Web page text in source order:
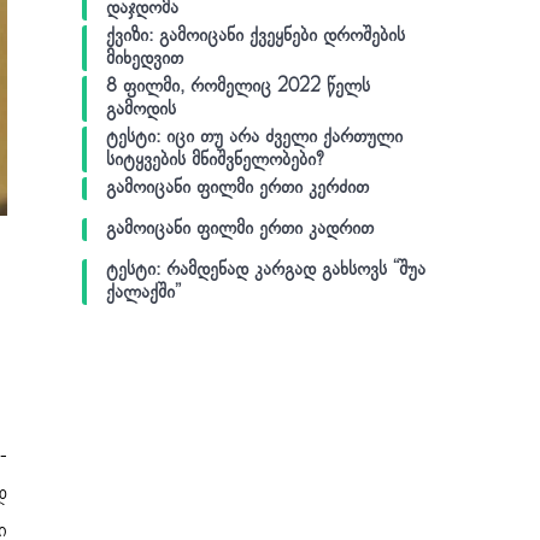
დაჯდომა
ქვიზი: გამოიცანი ქვეყნები დროშების
მიხედვით
8 ფილმი, რომელიც 2022 წელს
გამოდის
ტესტი: იცი თუ არა ძველი ქართული
სიტყვების მნიშვნელობები?
გამოიცანი ფილმი ერთი კერძით
გამოიცანი ფილმი ერთი კადრით
ტესტი: რამდენად კარგად გახსოვს “შუა
ქალაქში”